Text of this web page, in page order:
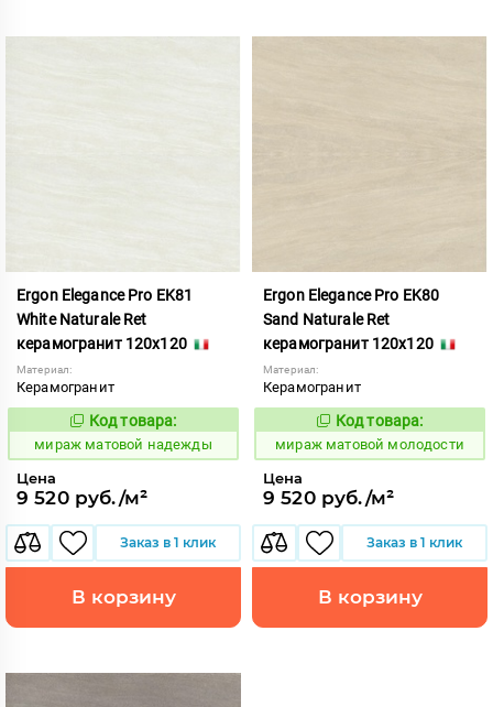
Ergon Elegance Pro EK81
White Naturale Ret
керамогранит 120x120
Материал:
Керамогранит
991057
Код товара:
мираж матовой надежды
Цена
9 520 руб./м²
Заказ в 1 клик
В корзину
Ergon Elegance Pro EK80
Sand Naturale Ret
керамогранит 120x120
Материал:
Керамогранит
991054
Код товара:
мираж матовой молодости
Цена
9 520 руб./м²
Заказ в 1 клик
В корзину